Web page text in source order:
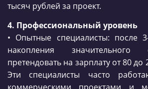
тысяч рублей за проект.
4. Профессиональный уровень
• Опытные специалисты: после
накопления
претендовать на зарплату от 80 до
Эти специалисты часто